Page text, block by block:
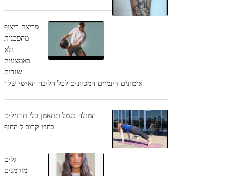
פריצת ריצוף
מהפכנית
ולא
באמצעות
שגרות
אימונים דינמיים המכוונים לכל הליבה האישי שלך
המולה בנמל תתאמן בלי תרגילים
בחוץ קרוב ל החוף
גלים
מזדמנים